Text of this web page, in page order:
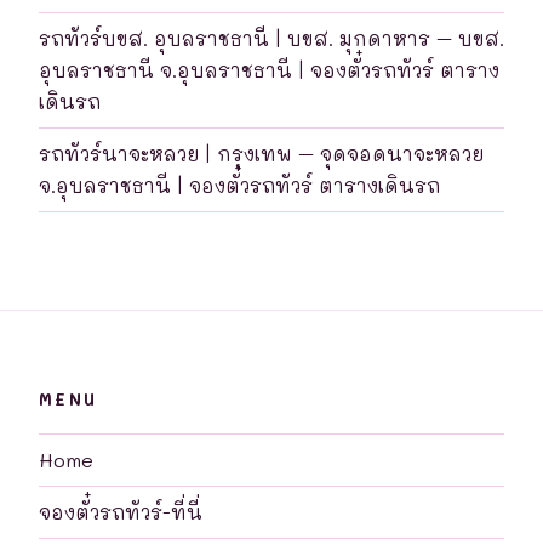
รถทัวร์บขส. อุบลราชธานี | บขส. มุกดาหาร – บขส.
อุบลราชธานี จ.อุบลราชธานี | จองตั๋วรถทัวร์ ตาราง
เดินรถ
รถทัวร์นาจะหลวย | กรุงเทพ – จุดจอดนาจะหลวย
จ.อุบลราชธานี | จองตั๋วรถทัวร์ ตารางเดินรถ
MENU
Home
จองตั๋วรถทัวร์-ที่นี่